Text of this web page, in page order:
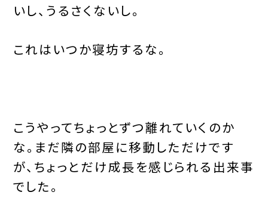
いし、うるさくないし。
これはいつか寝坊するな。
こうやってちょっとずつ離れていくのか
な。まだ隣の部屋に移動しただけです
が、ちょっとだけ成長を感じられる出来事
でした。